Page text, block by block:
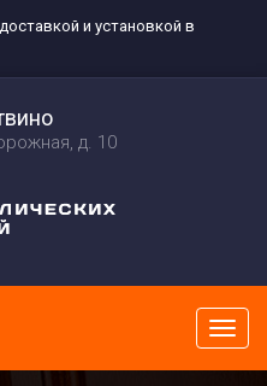
и установкой в
д. 10
меню